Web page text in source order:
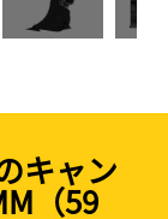
キャン
（59